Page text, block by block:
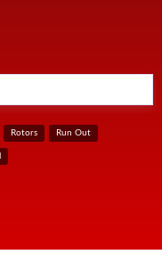
Rotors Run Out